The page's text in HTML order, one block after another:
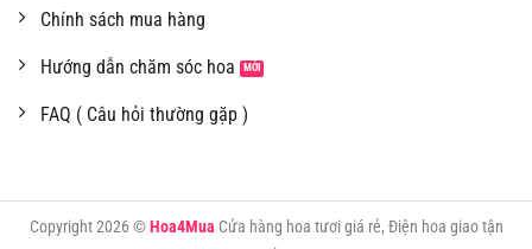
Chính sách mua hàng
Hướng dẫn chăm sóc hoa
FAQ ( Câu hỏi thường gặp )
Copyright 2026 ©Hoa4Mua Cửa hàng hoa tươi giá rẻ, Điện hoa giao tận